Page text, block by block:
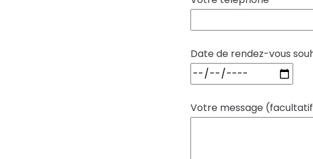
Date de rendez-vous
Votre message